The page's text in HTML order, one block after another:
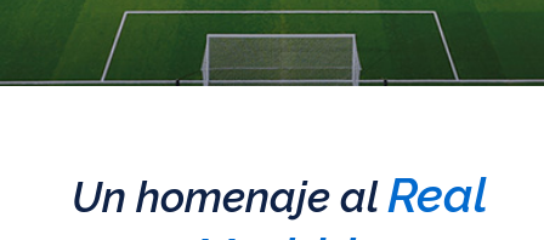
Un homenaje alReal